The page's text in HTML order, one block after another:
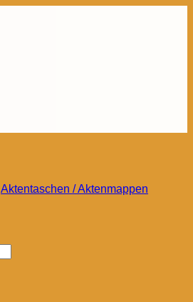
Aktentaschen / Aktenmappen